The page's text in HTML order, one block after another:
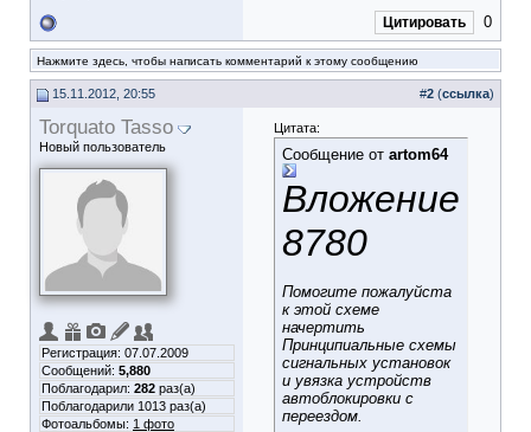
Цитировать 0
Нажмите здесь, чтобы написать комментарий к этому сообщению
15.11.2012, 20:55 #2 (ссылка)
Torquato Tasso
Новый пользователь
Регистрация: 07.07.2009
Сообщений: 5,880
Поблагодарил: 282 раз(а)
Поблагодарили 1013 раз(а)
Фотоальбомы: 1 фото
Цитата:
Сообщение от artom64
Вложение
8780
Помогите пожалуйста
к этой схеме
начертить
Принципиальные схемы
сигнальных установок
и увязка устройств
автоблокировки с
переездом.